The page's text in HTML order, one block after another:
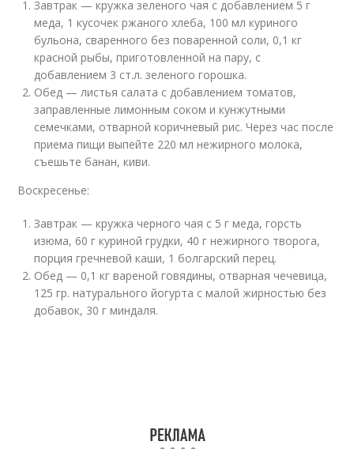
Завтрак — кружка зеленого чая с добавлением 5 г
меда, 1 кусочек ржаного хлеба, 100 мл куриного
бульона, сваренного без поваренной соли, 0,1 кг
красной рыбы, приготовленной на пару, с
добавлением 3 ст.л. зеленого горошка.
Обед — листья салата с добавлением томатов,
заправленные лимонным соком и кунжутными
семечками, отварной коричневый рис. Через час после
приема пищи выпейте 220 мл нежирного молока,
съешьте банан, киви.
Воскресенье:
Завтрак — кружка черного чая с 5 г меда, горсть
изюма, 60 г куриной грудки, 40 г нежирного творога,
порция гречневой каши, 1 болгарский перец.
Обед — 0,1 кг вареной говядины, отварная чечевица,
125 гр. натурального йогурта с малой жирностью без
добавок, 30 г миндаля.